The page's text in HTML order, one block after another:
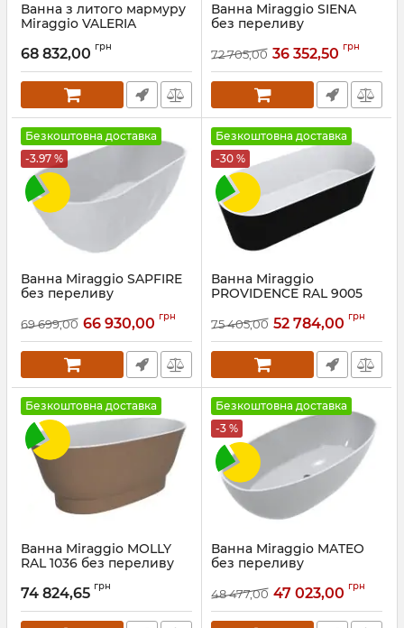
Ванна з литого мармуру
Miraggio VALERIA
68 832,00 грн
Ванна Miraggio SIENA
без переливу
72 705,00 36 352,50 грн
Безкоштовна доставка
-3.97 %
Ванна Miraggio SAPFIRE
без переливу
69 699,00 66 930,00 грн
Безкоштовна доставка
-30 %
Ванна Miraggio
PROVIDENCE RAL 9005
Артикул:0001577
75 405,00 52 784,00 грн
Безкоштовна доставка
Ванна Miraggio MOLLY
RAL 1036 без переливу
74 824,65 грн
Безкоштовна доставка
-3 %
Ванна Miraggio MATEO
без переливу
48 477,00 47 023,00 грн